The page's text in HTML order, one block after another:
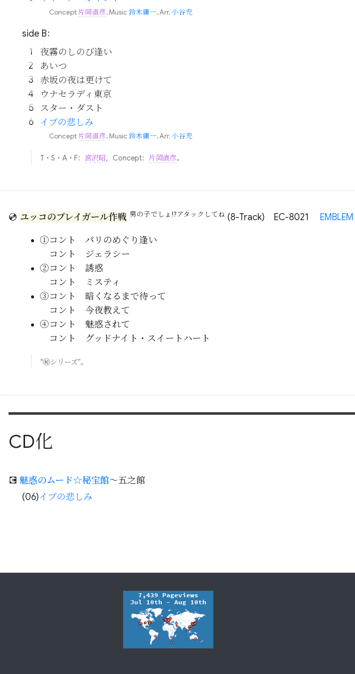
Concept 片岡直彦, Music 鈴木庸一, Arr. 小谷充
side B：
夜霧のしのび逢い
あいつ
赤坂の夜は更けて
ウナセラディ東京
スター・ダスト
イブの悲しみ
Concept 片岡直彦, Music 鈴木庸一, Arr. 小谷充
T・S・A・F： 宮沢昭，Concept： 片岡直彦。
💿 ユッコのプレイガール作戦 男の子でしょ!?アタックしてね (8-Track) EC-8021 EMBLEM
①コント パリのめぐり逢い
コント ジェラシー
②コント 誘惑
コント ミスティ
③コント 暗くなるまで待って
コント 今夜教えて
④コント 魅惑されて
コント グッドナイト・スイートハート
“㊙シリーズ”。
CD化
💽 魅惑のムード☆秘宝館～五之館
(06)イブの悲しみ